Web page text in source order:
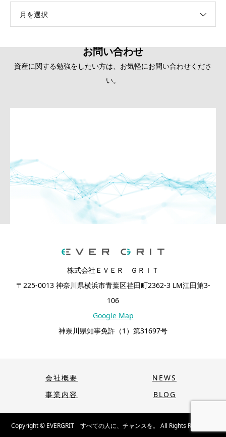
月を選択
お問い合わせ
資産に関する勉強をしたい方は、お気軽にお問い合わせくださ
い。
株式会社ＥＶＥＲ ＧＲＩＴ
〒225-0013 神奈川県横浜市青葉区荏田町2362-3 LM江田第3-
106
Google Map
神奈川県知事免許（1）第31697号
会社概要
NEWS
事業内容
BLOG
Copyright © EVERGRIT すべての人に、チャンスを。 All Rights Reserved.